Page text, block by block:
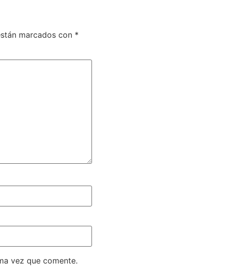
marcados con *
vez que comente.